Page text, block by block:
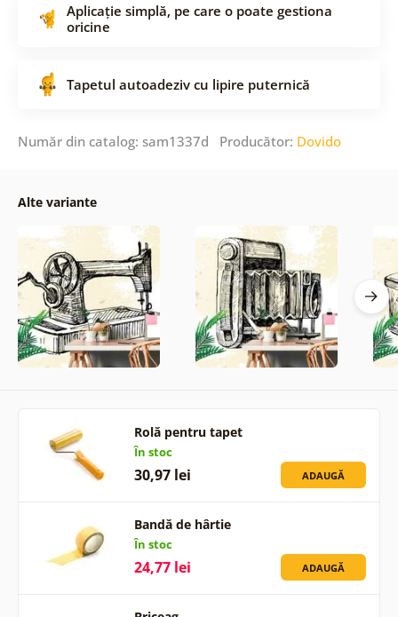
Aplicație simplă, pe care o poate gestiona
oricine
Tapetul autoadeziv cu lipire puternică
Număr din catalog: sam1337d Producător: Dovido
Alte variante
Rolă pentru tapet
În stoc
30,97 lei ADAUGĂ
Bandă de hârtie
În stoc
24,77 lei ADAUGĂ